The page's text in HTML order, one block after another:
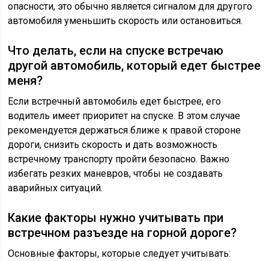
опасности, это обычно является сигналом для другого
автомобиля уменьшить скорость или остановиться.
Что делать, если на спуске встречаю
другой автомобиль, который едет быстрее
меня?
Если встречный автомобиль едет быстрее, его
водитель имеет приоритет на спуске. В этом случае
рекомендуется держаться ближе к правой стороне
дороги, снизить скорость и дать возможность
встречному транспорту пройти безопасно. Важно
избегать резких маневров, чтобы не создавать
аварийных ситуаций.
Какие факторы нужно учитывать при
встречном разъезде на горной дороге?
Основные факторы, которые следует учитывать: